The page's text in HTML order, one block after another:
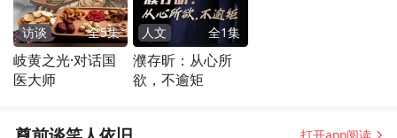
访谈 全5集
岐黄之光·对话国
医大师
人文 全1集
濮存昕：从心所
欲，不逾矩